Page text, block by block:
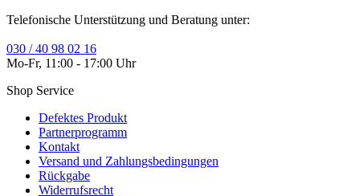
Telefonische Unterstützung und Beratung unter:
030 / 40 98 02 16
Mo-Fr, 11:00 - 17:00 Uhr
Shop Service
Defektes Produkt
Partnerprogramm
Kontakt
Versand und Zahlungsbedingungen
Rückgabe
Widerrufsrecht